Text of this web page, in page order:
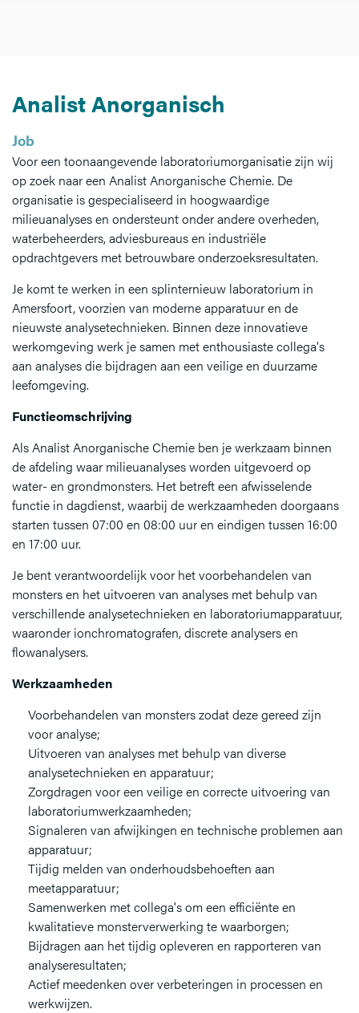
Analist Anorganisch
Job
Voor een toonaangevende laboratoriumorganisatie zijn wij
op zoek naar een Analist Anorganische Chemie. De
organisatie is gespecialiseerd in hoogwaardige
milieuanalyses en ondersteunt onder andere overheden,
waterbeheerders, adviesbureaus en industriële
opdrachtgevers met betrouwbare onderzoeksresultaten.
Je komt te werken in een splinternieuw laboratorium in
Amersfoort, voorzien van moderne apparatuur en de
nieuwste analysetechnieken. Binnen deze innovatieve
werkomgeving werk je samen met enthousiaste collega's
aan analyses die bijdragen aan een veilige en duurzame
leefomgeving.
Functieomschrijving
Als Analist Anorganische Chemie ben je werkzaam binnen
de afdeling waar milieuanalyses worden uitgevoerd op
water- en grondmonsters. Het betreft een afwisselende
functie in dagdienst, waarbij de werkzaamheden doorgaans
starten tussen 07:00 en 08:00 uur en eindigen tussen 16:00
en 17:00 uur.
Je bent verantwoordelijk voor het voorbehandelen van
monsters en het uitvoeren van analyses met behulp van
verschillende analysetechnieken en laboratoriumapparatuur,
waaronder ionchromatografen, discrete analysers en
flowanalysers.
Werkzaamheden
Voorbehandelen van monsters zodat deze gereed zijn
voor analyse;
Uitvoeren van analyses met behulp van diverse
analysetechnieken en apparatuur;
Zorgdragen voor een veilige en correcte uitvoering van
laboratoriumwerkzaamheden;
Signaleren van afwijkingen en technische problemen aan
apparatuur;
Tijdig melden van onderhoudsbehoeften aan
meetapparatuur;
Samenwerken met collega's om een efficiënte en
kwalitatieve monsterverwerking te waarborgen;
Bijdragen aan het tijdig opleveren en rapporteren van
analyseresultaten;
Actief meedenken over verbeteringen in processen en
werkwijzen.